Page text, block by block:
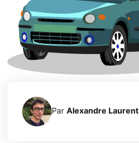
Par Alexandre Laurent